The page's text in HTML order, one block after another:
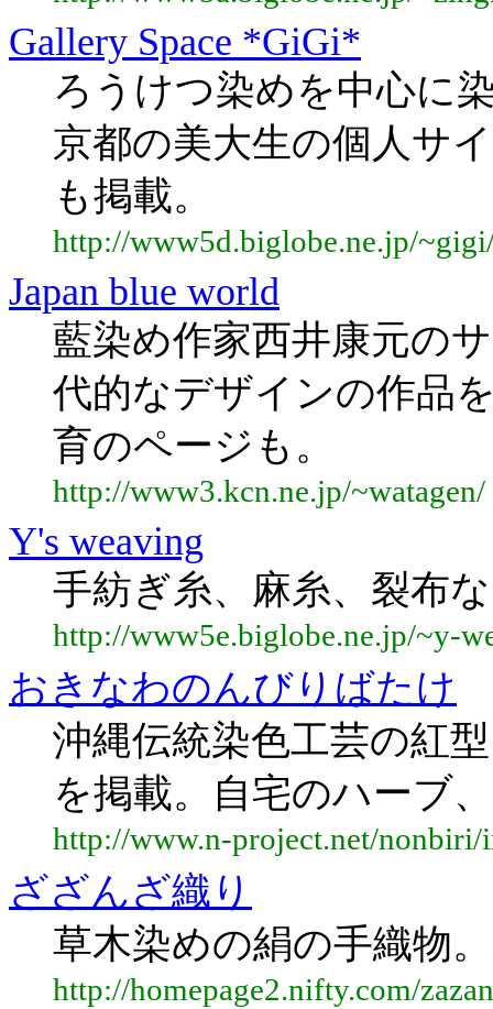
Gallery Space *GiGi*
ろうけつ染めを中心に
京都の美大生の個人サ
も掲載。
http://www5d.biglobe.ne.jp/
Japan blue world
藍染め作家西井康元の
代的なデザインの作品
育のページも。
http://www3.kcn.ne.jp/~watagen/
Y's weaving
手紡ぎ糸、麻糸、裂布
http://www5e.biglobe.ne.jp/~y-
おきなわのんびりばたけ
沖縄伝統染色工芸の紅
を掲載。自宅のハーブ
http://www.n-project.net/nonbiri/
ざざんざ織り
草木染めの絹の手織物
http://homepage2.nifty.com/